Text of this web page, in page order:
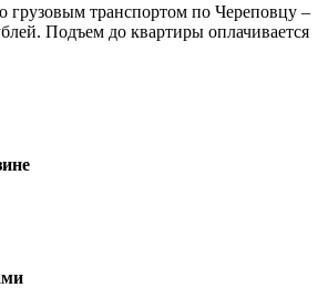
грузовым транспортом по Череповцу –
Подъем до квартиры оплачивается